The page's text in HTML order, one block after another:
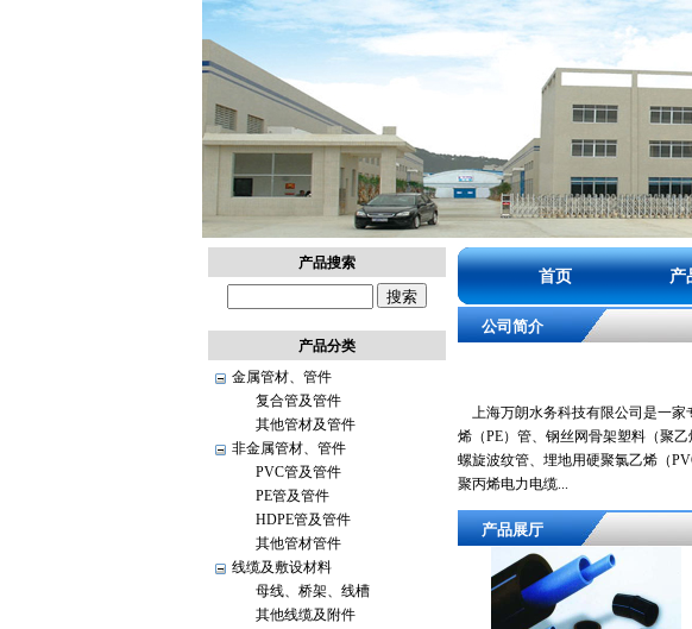
产品搜索
产品分类
金属管材、管件
复合管及管件
其他管材及管件
非金属管材、管件
PVC管及管件
PE管及管件
HDPE管及管件
其他管材管件
线缆及敷设材料
母线、桥架、线槽
其他线缆及附件
上
建
定
程
信
息
首页 产
公司简介
上海万朗水务科技有限公司是一家
烯（PE）管、钢丝网骨架塑料（聚
螺旋波纹管、埋地用硬聚氯乙烯（
聚丙烯电力电缆...
产品展厅